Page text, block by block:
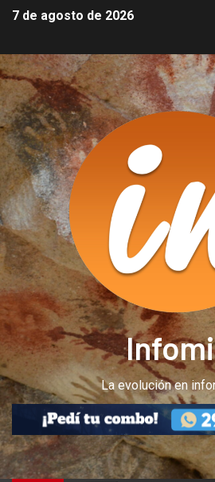
7 de agosto de 2026
La evolución en